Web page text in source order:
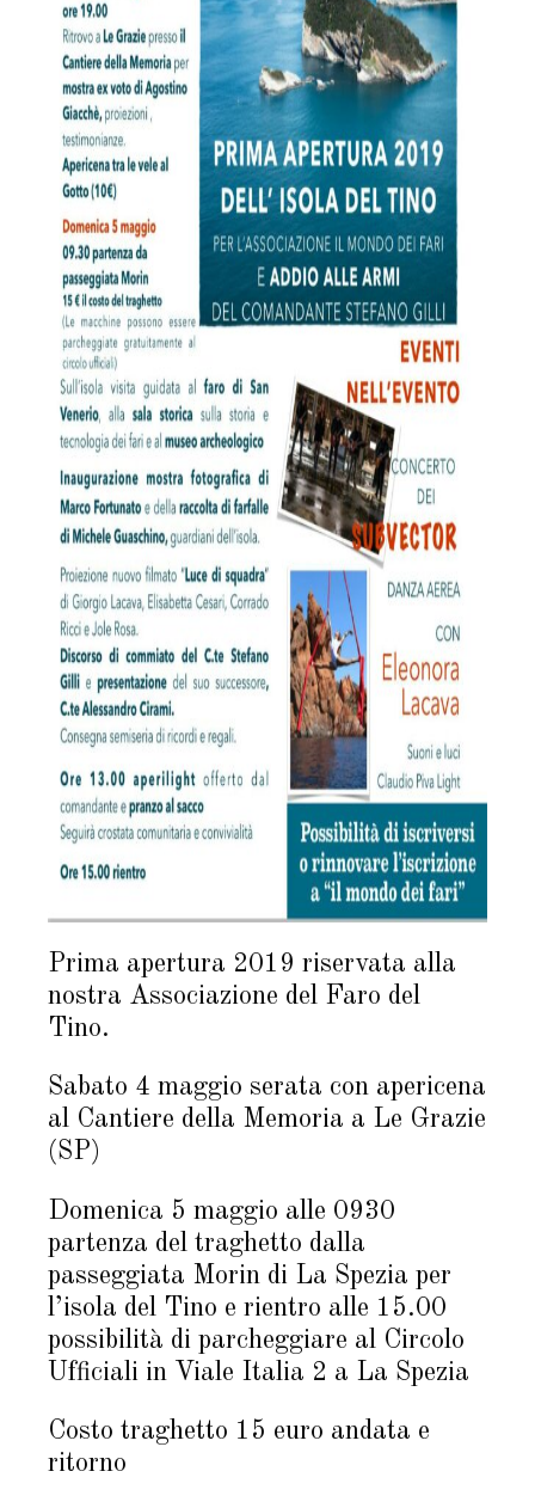
Prima apertura 2019 riservata alla
nostra Associazione del Faro del
Tino.
Sabato 4 maggio serata con apericena
al Cantiere della Memoria a Le Grazie
(SP)
Domenica 5 maggio alle 0930
partenza del traghetto dalla
passeggiata Morin di La Spezia per
l’isola del Tino e rientro alle 15.00
possibilità di parcheggiare al Circolo
Ufficiali in Viale Italia 2 a La Spezia
Costo traghetto 15 euro andata e
ritorno